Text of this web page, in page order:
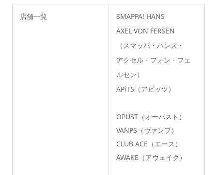
店舗一覧
SMAPPA! HANS
AXEL VON FERSEN
（スマッパ・ハンス・
アクセル・フォン・フェ
ルセン）
APiTS（アピッツ）
OPUST（オーパスト）
VANPS（ヴァンプ）
CLUB ACE（エース）
AWAKE（アウェイク）